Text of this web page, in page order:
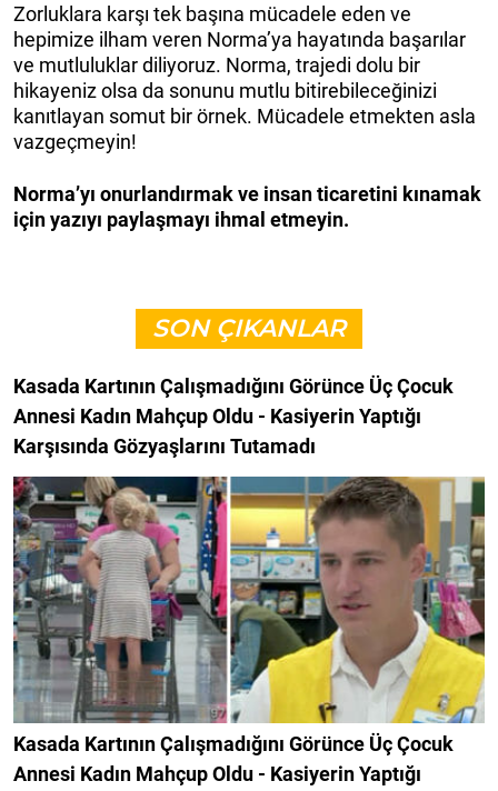
Zorluklara karşı tek başına mücadele eden ve
hepimize ilham veren Norma’ya hayatında başarılar
ve mutluluklar diliyoruz. Norma, trajedi dolu bir
hikayeniz olsa da sonunu mutlu bitirebileceğinizi
kanıtlayan somut bir örnek. Mücadele etmekten asla
vazgeçmeyin!
Norma’yı onurlandırmak ve insan ticaretini kınamak
için yazıyı paylaşmayı ihmal etmeyin.
SON ÇIKANLAR
Kasada Kartının Çalışmadığını Görünce Üç Çocuk
Annesi Kadın Mahçup Oldu - Kasiyerin Yaptığı
Karşısında Gözyaşlarını Tutamadı
Kasada Kartının Çalışmadığını Görünce Üç Çocuk
Annesi Kadın Mahçup Oldu - Kasiyerin Yaptığı